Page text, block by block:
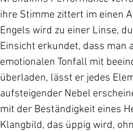
ihre Stimme zittert im einen
Engels wird zu einer Linse,
Einsicht erkundet, dass man
emotionalen Tonfall mit
überladen, lässt er jedes
aufsteigender Nebel
mit der Beständigkeit eines
Klangbild, das üppig wird,